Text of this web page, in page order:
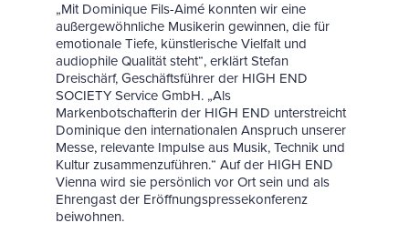
„Mit Dominique Fils-Aimé konnten wir eine
außergewöhnliche Musikerin gewinnen, die für
emotionale Tiefe, künstlerische Vielfalt und
audiophile Qualität steht“, erklärt Stefan
Dreischärf, Geschäftsführer der HIGH END
SOCIETY Service GmbH. „Als
Markenbotschafterin der HIGH END unterstreicht
Dominique den internationalen Anspruch unserer
Messe, relevante Impulse aus Musik, Technik und
Kultur zusammenzuführen.“ Auf der HIGH END
Vienna wird sie persönlich vor Ort sein und als
Ehrengast der Eröffnungspressekonferenz
beiwohnen.